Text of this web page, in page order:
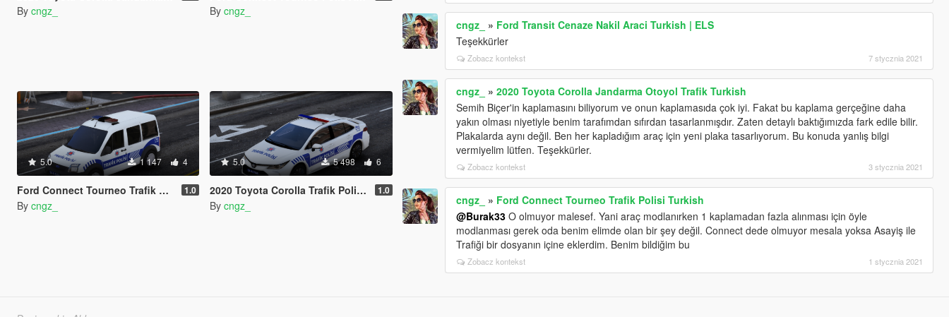
By cngz_ By cngz_
5.0 1 147 4
Ford Connect Tourneo Trafik Polisi Turkish 1.0
By cngz_
5.0 5 498 6
2020 Toyota Corolla Trafik Polisi Turkish 1.0
By cngz_
cngz_ » Ford Transit Cenaze Nakil Araci Turkish | ELS
Teşekkürler
Zobacz kontekst 7 stycznia 2021
cngz_ »2020 Toyota Corolla Jandarma Otoyol Trafik Turkish
Semih Biçer'in kaplamasını biliyorum ve onun kaplamasıda çok iyi. Fakat bu kaplama gerçeğine daha
yakın olması niyetiyle benim tarafımdan sıfırdan tasarlanmışdır. Zaten detaylı baktığımızda fark edile bilir.
Plakalarda aynı değil. Ben her kapladığım araç için yeni plaka tasarlıyorum. Bu konuda yanlış bilgi
vermiyelim lütfen. Teşekkürler.
Zobacz kontekst 3 stycznia 2021
cngz_ » Ford Connect Tourneo Trafik Polisi Turkish
@Burak33 O olmuyor malesef. Yani araç modlanırken 1 kaplamadan fazla alınması için öyle
modlanması gerek oda benim elimde olan bir şey değil. Connect dede olmuyor mesala yoksa Asayiş ile
Trafiği bir dosyanın içine eklerdim. Benim bildiğim bu
Zobacz kontekst 1 stycznia 2021